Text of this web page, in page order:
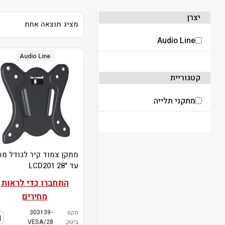
מציג תוצאה אחת
Audio Line
מתקן צמוד קיר לגודל
עד "28 LCD201
התחברו כדי לראות
מחירים
מקט
ביטק:
303139-
VESA/28
יצרן
Audio Line
קטגוריית
מתקני תלייה